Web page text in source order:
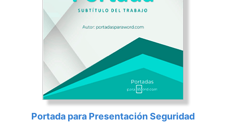
Portada para Presentación Seguridad